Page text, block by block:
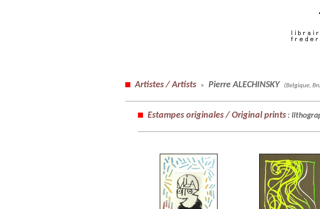
Artistes / Artists > Pierre ALECHINSKY (Belgique,
Estampes originales / Original prints :